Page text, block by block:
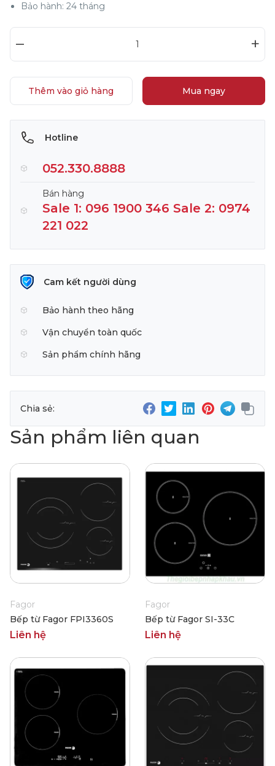
Bảo hành: 24 tháng
– +
Thêm vào giỏ hàng Mua ngay
Hotline
052.330.8888
Bán hàng
Sale 1: 096 1900 346 Sale 2: 0974
221 022
Cam kết người dùng
Bảo hành theo hãng
Vận chuyển toàn quốc
Sản phẩm chính hãng
Chia sẻ:
Sản phẩm liên quan
Fagor
Bếp từ Fagor FPI3360S
Liên hệ
Fagor
Bếp từ Fagor SI-33C
Liên hệ